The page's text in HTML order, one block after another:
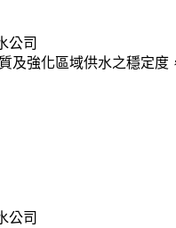
公司
及強化區域供水之穩定
公司